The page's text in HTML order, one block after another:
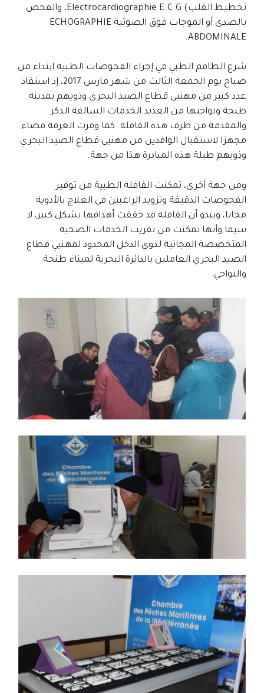
تخطيط القلب) Electrocardiographie E.C.G، والفحص
بالصدى أو الموجات فوق الصوتية ECHOGRAPHIE
ABDOMINALE.
شرع الطاقم الطبي في إجراء الفحوصات الطبية ابتداء من
صباح يوم الجمعة الثالث من شهر مارس 2017، إذ استفاد
عدد كبير من مهنيي قطاع الصيد البحري وذويهم بمدينة
طنجة ونواحيها من العديد الخدمات السالفة الذكر
والمقدمة من طرف هذه القافلة. كما وفرت الغرفة فضاء
مجهزا لاستقبال الوافدين من مهنيي قطاع الصيد البحري
وذويهم طيلة هذه المبادرة هذا من جهة.
ومن جهة أخرى، تمكنت القافلة الطبية من توفير
الفحوصات الدقيقة وتزويد الراغبين في العلاج بالأدوية
مجانا، ويبدو أن القافلة قد حققت أهدافها بشكل كبير، لا
سيما وأنها تمكنت من تقريب الخدمات الصحية
المتخصصة المجانية لذوي الدخل المحدود لمهنيي قطاع
الصيد البحري العاملين بالدائرة البحرية لميناء طنجة
والنواحي.